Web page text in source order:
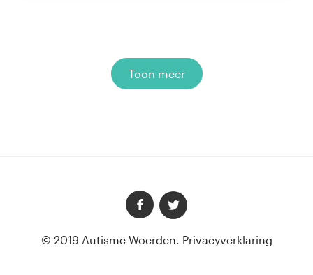
Toon meer
© 2019 Autisme Woerden. Privacyverklaring